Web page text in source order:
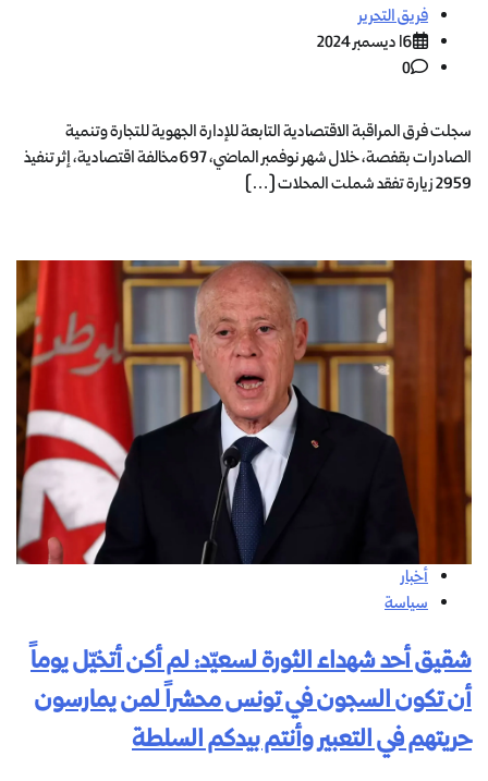
فريق التحرير
16 ديسمبر 2024
0
سجلت فرق المراقبة الاقتصادية التابعة للإدارة الجهوية للتجارة وتنمية
الصادرات بقفصة، خلال شهر نوفمبر الماضي، 697 مخالفة اقتصادية، إثر تنفيذ
2959 زيارة تفقد شملت المحلات […]
أخبار
سياسة
شقيق أحد شهداء الثورة لسعيّد: لم أكن أتخيّل يوماً
أن تكون السجون في تونس محشراً لمن يمارسون
حريتهم في التعبير وأنتم بيدكم السلطة